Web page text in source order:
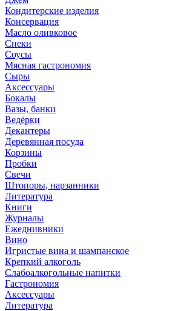
Кондитерские изделия
Консервация
Масло оливковое
Снеки
Соусы
Мясная гастрономия
Сыры
Аксессуары
Бокалы
Вазы, банки
Ведёрки
Декантеры
Деревянная посуда
Корзины
Пробки
Свечи
Штопоры, нарзанники
Литература
Книги
Журналы
Ежеднивники
Вино
Игристые вина и шампанское
Крепкий алкоголь
Слабоалкогольные напитки
Гастрономия
Аксессуары
Литература